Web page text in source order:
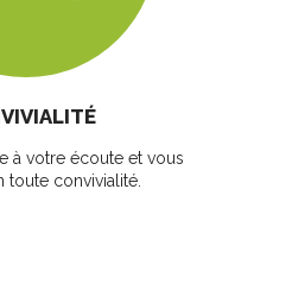
à votre écoute et vous
toute convivialité.